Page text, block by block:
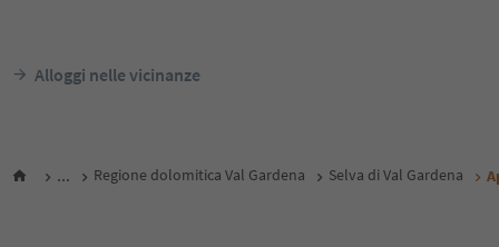
Alloggi nelle vicinanze
... Regione dolomitica Val Gardena Selva di Val Gardena